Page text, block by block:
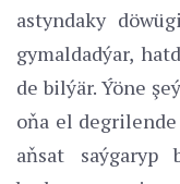
astyndaky
gymaldadýar,
de bilýär. Ýöne
oňa el
aňsat saýgaryp